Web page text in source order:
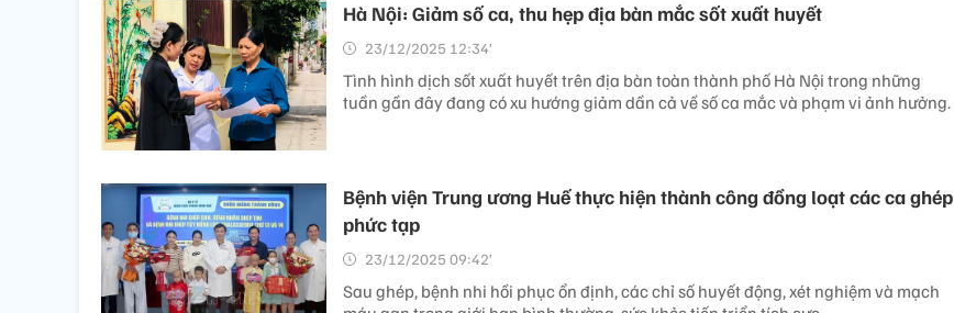
Hà Nội: Giảm số ca, thu hẹp địa bàn mắc sốt xuất huyết
23/12/2025 12:34’
Tình hình dịch sốt xuất huyết trên địa bàn toàn thành phố Hà Nội trong những
tuần gần đây đang có xu hướng giảm dần cả về số ca mắc và phạm vi ảnh hưởng.
Bệnh viện Trung ương Huế thực hiện thành công đồng loạt các ca ghép
phức tạp
23/12/2025 09:42’
Sau ghép, bệnh nhi hồi phục ổn định, các chỉ số huyết động, xét nghiệm và mạch